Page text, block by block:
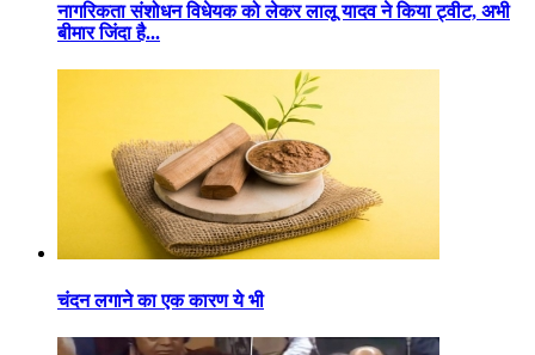
नागरिकता संशोधन विधेयक को लेकर लालू यादव ने किया ट्वीट, अभी
बीमार जिंदा है...
चंदन लगाने का एक कारण ये भी